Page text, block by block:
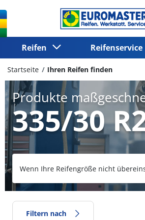
Reifen Reifenservice
Startseite Ihren Reifen finden
Produkte
335/30
Wenn Ihre Reifengröße nicht
Filtern nach